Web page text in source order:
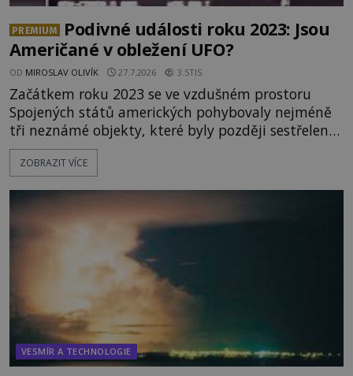
PREMIUM
Podivné události roku 2023: Jsou
Američané v obležení UFO?
OD MIROSLAV OLIVÍK 27.7.2026 3.5TIS
Začátkem roku 2023 se ve vzdušném prostoru
Spojených států amerických pohybovaly nejméně
tři neznámé objekty, které byly později sestřeleny.
Do dnešních dnů nebyly trosky těchto létajících
těles objeveny. Je možné, že šlo o nějaké nové
mimozemského původu? Dne 4. února roku 2023
vydává
ZOBRAZIT VÍCE
VESMÍR A TECHNOLOGIE